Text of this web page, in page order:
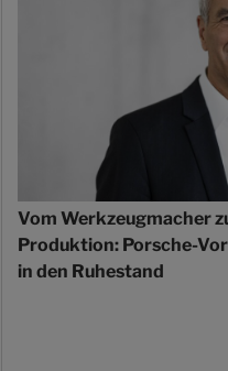
Vom Werkzeugmacher
Produktion: Porsche-
in den Ruhestand